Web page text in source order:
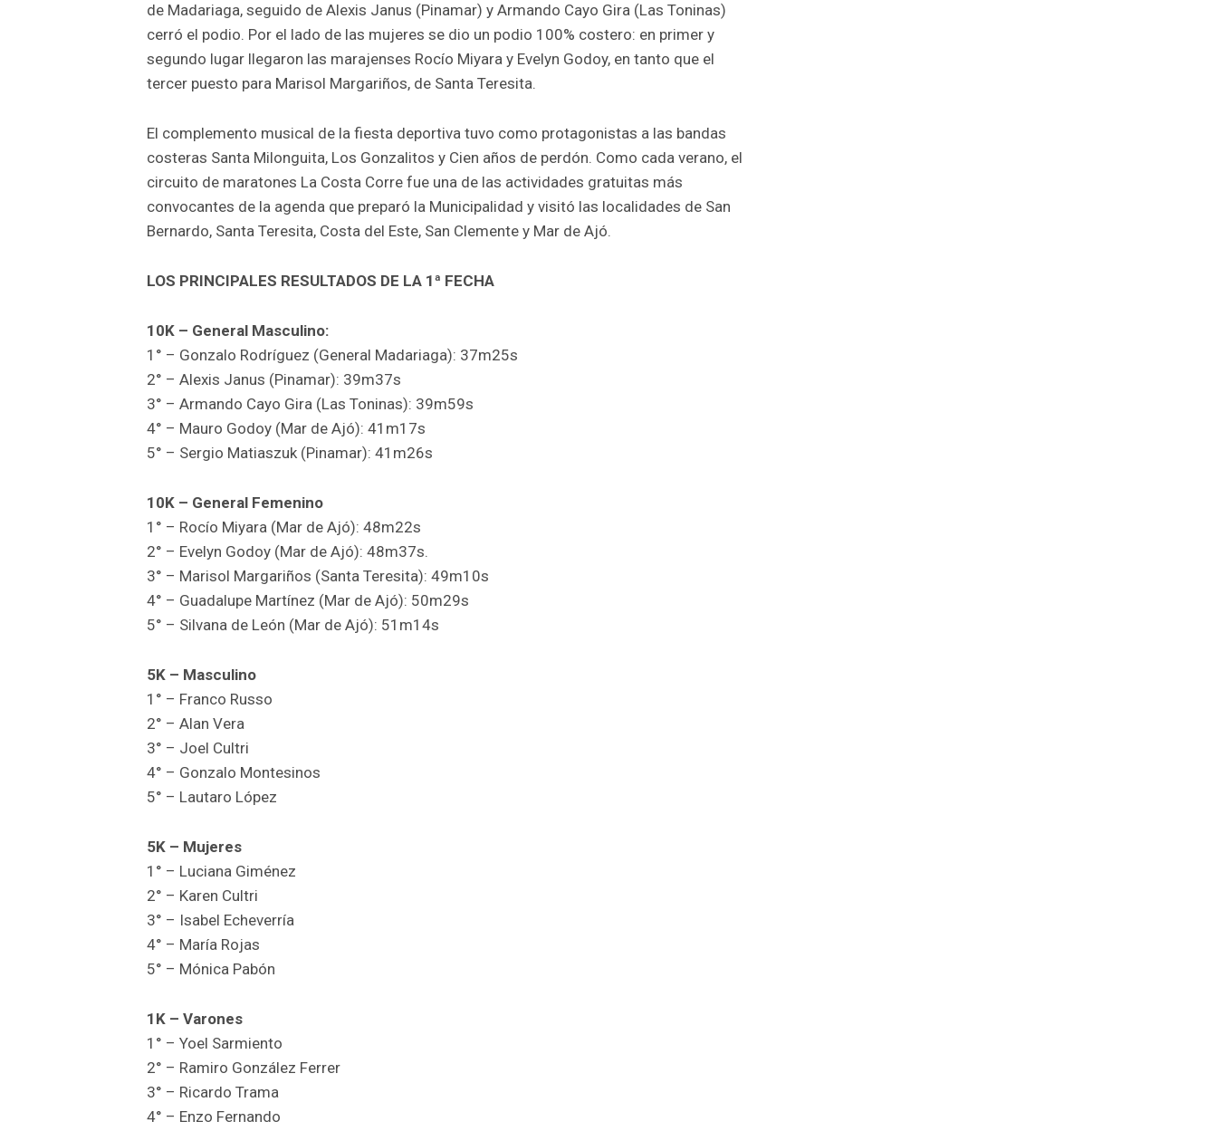
de Madariaga, seguido de Alexis Janus (Pinamar) y Armando Cayo Gira (Las Toninas)
cerró el podio. Por el lado de las mujeres se dio un podio 100% costero: en primer y
segundo lugar llegaron las marajenses Rocío Miyara y Evelyn Godoy, en tanto que el
tercer puesto para Marisol Margariños, de Santa Teresita.
El complemento musical de la fiesta deportiva tuvo como protagonistas a las bandas
costeras Santa Milonguita, Los Gonzalitos y Cien años de perdón. Como cada verano, el
circuito de maratones La Costa Corre fue una de las actividades gratuitas más
convocantes de la agenda que preparó la Municipalidad y visitó las localidades de San
Bernardo, Santa Teresita, Costa del Este, San Clemente y Mar de Ajó.
LOS PRINCIPALES RESULTADOS DE LA 1ª FECHA
10K – General Masculino:
1° – Gonzalo Rodríguez (General Madariaga): 37m25s
2° – Alexis Janus (Pinamar): 39m37s
3° – Armando Cayo Gira (Las Toninas): 39m59s
4° – Mauro Godoy (Mar de Ajó): 41m17s
5° – Sergio Matiaszuk (Pinamar): 41m26s
10K – General Femenino
1° – Rocío Miyara (Mar de Ajó): 48m22s
2° – Evelyn Godoy (Mar de Ajó): 48m37s.
3° – Marisol Margariños (Santa Teresita): 49m10s
4° – Guadalupe Martínez (Mar de Ajó): 50m29s
5° – Silvana de León (Mar de Ajó): 51m14s
5K – Masculino
1° – Franco Russo
2° – Alan Vera
3° – Joel Cultri
4° – Gonzalo Montesinos
5° – Lautaro López
5K – Mujeres
1° – Luciana Giménez
2° – Karen Cultri
3° – Isabel Echeverría
4° – María Rojas
5° – Mónica Pabón
1K – Varones
1° – Yoel Sarmiento
2° – Ramiro González Ferrer
3° – Ricardo Trama
4° – Enzo Fernando